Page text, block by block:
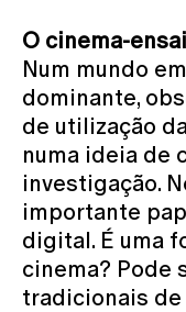
O cinema-
Num mundo
dominante,
de utilização
numa ideia de
investigação.
importante
digital. É uma
cinema? Pode
tradicionais